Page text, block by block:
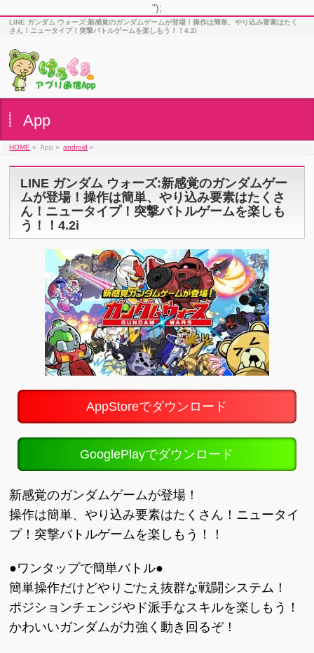
");
LINE ガンダム ウォーズ:新感覚のガンダムゲームが登場！操作は簡単、やり込み要素はたく
さん！ニュータイプ！突撃バトルゲームを楽しもう！！4.2i
App
HOME » App » android »
LINE ガンダム ウォーズ:新感覚のガンダムゲー
ムが登場！操作は簡単、やり込み要素はたくさ
ん！ニュータイプ！突撃バトルゲームを楽しも
う！！4.2i
AppStoreでダウンロード
GooglePlayでダウンロード
新感覚のガンダムゲームが登場！
操作は簡単、やり込み要素はたくさん！ニュータイ
プ！突撃バトルゲームを楽しもう！！
●ワンタップで簡単バトル●
簡単操作だけどやりごたえ抜群な戦闘システム！
ポジションチェンジやド派手なスキルを楽しもう！
かわいいガンダムが力強く動き回るぞ！